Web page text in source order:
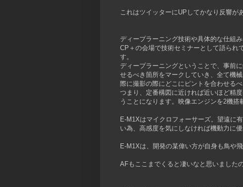
これはツイッターにUPしてかなり反響が
ディープラーニング技術や具体的な仕組
CP＋の会場で技術セミナーとして語られ
す。
ディープラーニングということで、事前
せるべき箇所をマークしていき、全て機
際に撮影の際にどこにピントを合わせる
つまり、定番構図に近ければ近いほど精
うことになります。映像エンジンを2機搭
E-M1Xはマイクロフォーサーズ。望遠に
い為、高感度を気にしなければ機動力に
E-M1Xは、開発の某偉い方が自身も鳥や
AFもここまでくると凄いなと思いました